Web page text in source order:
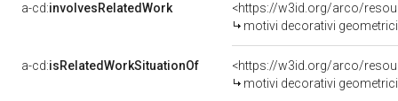
a-cd:involvesRelatedWork
<https://w3id.org/arco/
motivi decorativi
a-cd:isRelatedWorkSituationOf
<https://w3id.org/arco/
motivi decorativi